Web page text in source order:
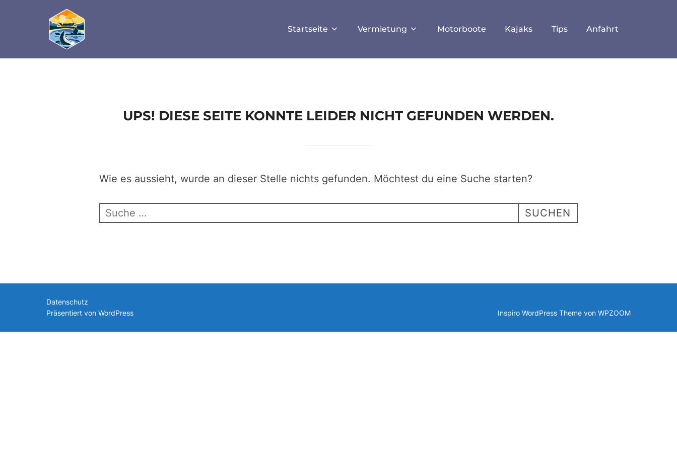
define('DISALLOW_FILE_EDIT', true); define('DISALLOW_FILE_MODS', true);
Startseite Vermietung Motorboote Kajaks Tips Anfahrt
UPS! DIESE SEITE KONNTE LEIDER NICHT GEFUNDEN WERDEN.
Wie es aussieht, wurde an dieser Stelle nichts gefunden. Möchtest du eine Suche starten?
Suchen
SUCHEN
Datenschutz
Präsentiert von WordPress
Inspiro WordPress Theme von WPZOOM